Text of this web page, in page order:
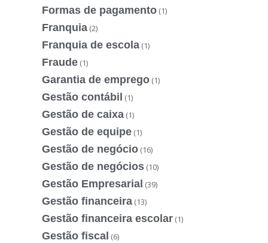
Formas de pagamento (1)
Franquia (2)
Franquia de escola (1)
Fraude (1)
Garantia de emprego (1)
Gestão contábil (1)
Gestão de caixa (1)
Gestão de equipe (1)
Gestão de negócio (16)
Gestão de negócios (10)
Gestão Empresarial (39)
Gestão financeira (13)
Gestão financeira escolar (1)
Gestão fiscal (6)